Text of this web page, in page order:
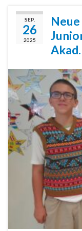
SEP.
26
2025
Neue